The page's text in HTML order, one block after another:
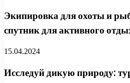
Экипировка для охоты и
спутник для активного
15.04.2024
Исследуй дикую природу: